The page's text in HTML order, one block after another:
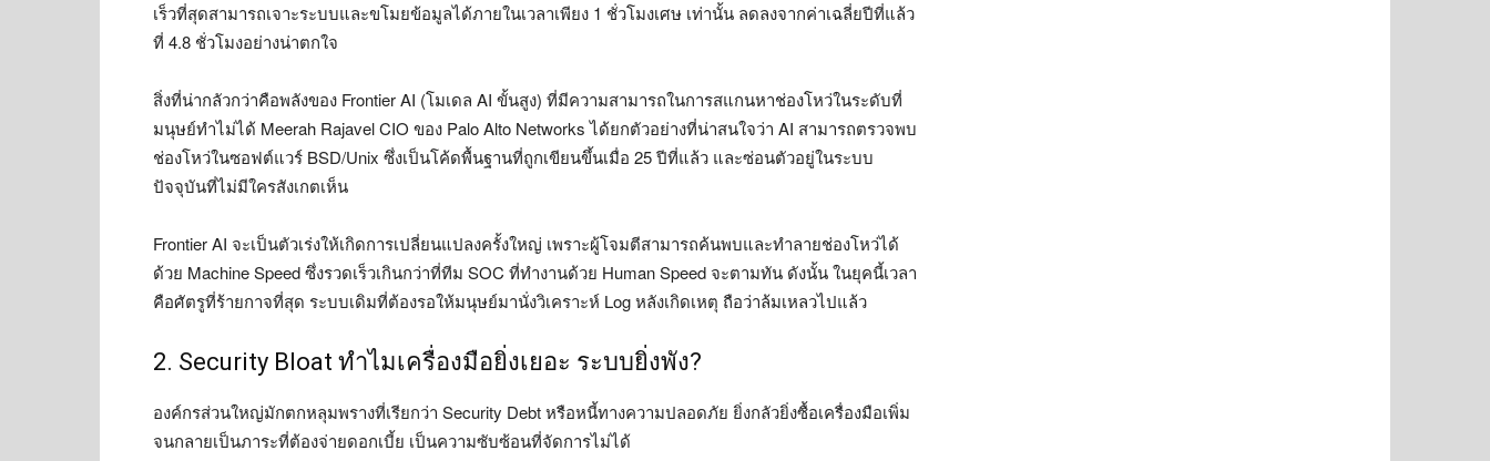
เร็วที่สุดสามารถเจาะระบบและขโมยข้อมูลได้ภายในเวลาเพียง 1 ชั่วโมงเศษ เท่านั้น ลดลงจากค่าเฉลี่ยปีที่แล้ว
ที่ 4.8 ชั่วโมงอย่างน่าตกใจ
สิ่งที่น่ากลัวกว่าคือพลังของ Frontier AI (โมเดล AI ขั้นสูง) ที่มีความสามารถในการสแกนหาช่องโหว่ในระดับที่
มนุษย์ทำไม่ได้ Meerah Rajavel CIO ของ Palo Alto Networks ได้ยกตัวอย่างที่น่าสนใจว่า AI สามารถตรวจพบ
ช่องโหว่ในซอฟต์แวร์ BSD/Unix ซึ่งเป็นโค้ดพื้นฐานที่ถูกเขียนขึ้นเมื่อ 25 ปีที่แล้ว และซ่อนตัวอยู่ในระบบ
ปัจจุบันที่ไม่มีใครสังเกตเห็น
Frontier AI จะเป็นตัวเร่งให้เกิดการเปลี่ยนแปลงครั้งใหญ่ เพราะผู้โจมตีสามารถค้นพบและทำลายช่องโหว่ได้
ด้วย Machine Speed ซึ่งรวดเร็วเกินกว่าที่ทีม SOC ที่ทำงานด้วย Human Speed จะตามทัน ดังนั้น ในยุคนี้เวลา
คือศัตรูที่ร้ายกาจที่สุด ระบบเดิมที่ต้องรอให้มนุษย์มานั่งวิเคราะห์ Log หลังเกิดเหตุ ถือว่าล้มเหลวไปแล้ว
2. Security Bloat ทำไมเครื่องมือยิ่งเยอะ ระบบยิ่งพัง?
องค์กรส่วนใหญ่มักตกหลุมพรางที่เรียกว่า Security Debt หรือหนี้ทางความปลอดภัย ยิ่งกลัวยิ่งซื้อเครื่องมือเพิ่ม
จนกลายเป็นภาระที่ต้องจ่ายดอกเบี้ย เป็นความซับซ้อนที่จัดการไม่ได้